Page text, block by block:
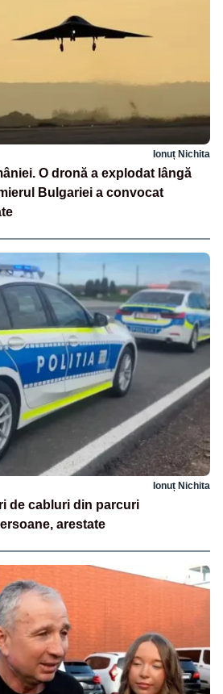
Ionuț Nichita
O dronă a explodat lângă
Bulgariei a convocat
Ionuț Nichita
de cabluri din parcuri
arestate